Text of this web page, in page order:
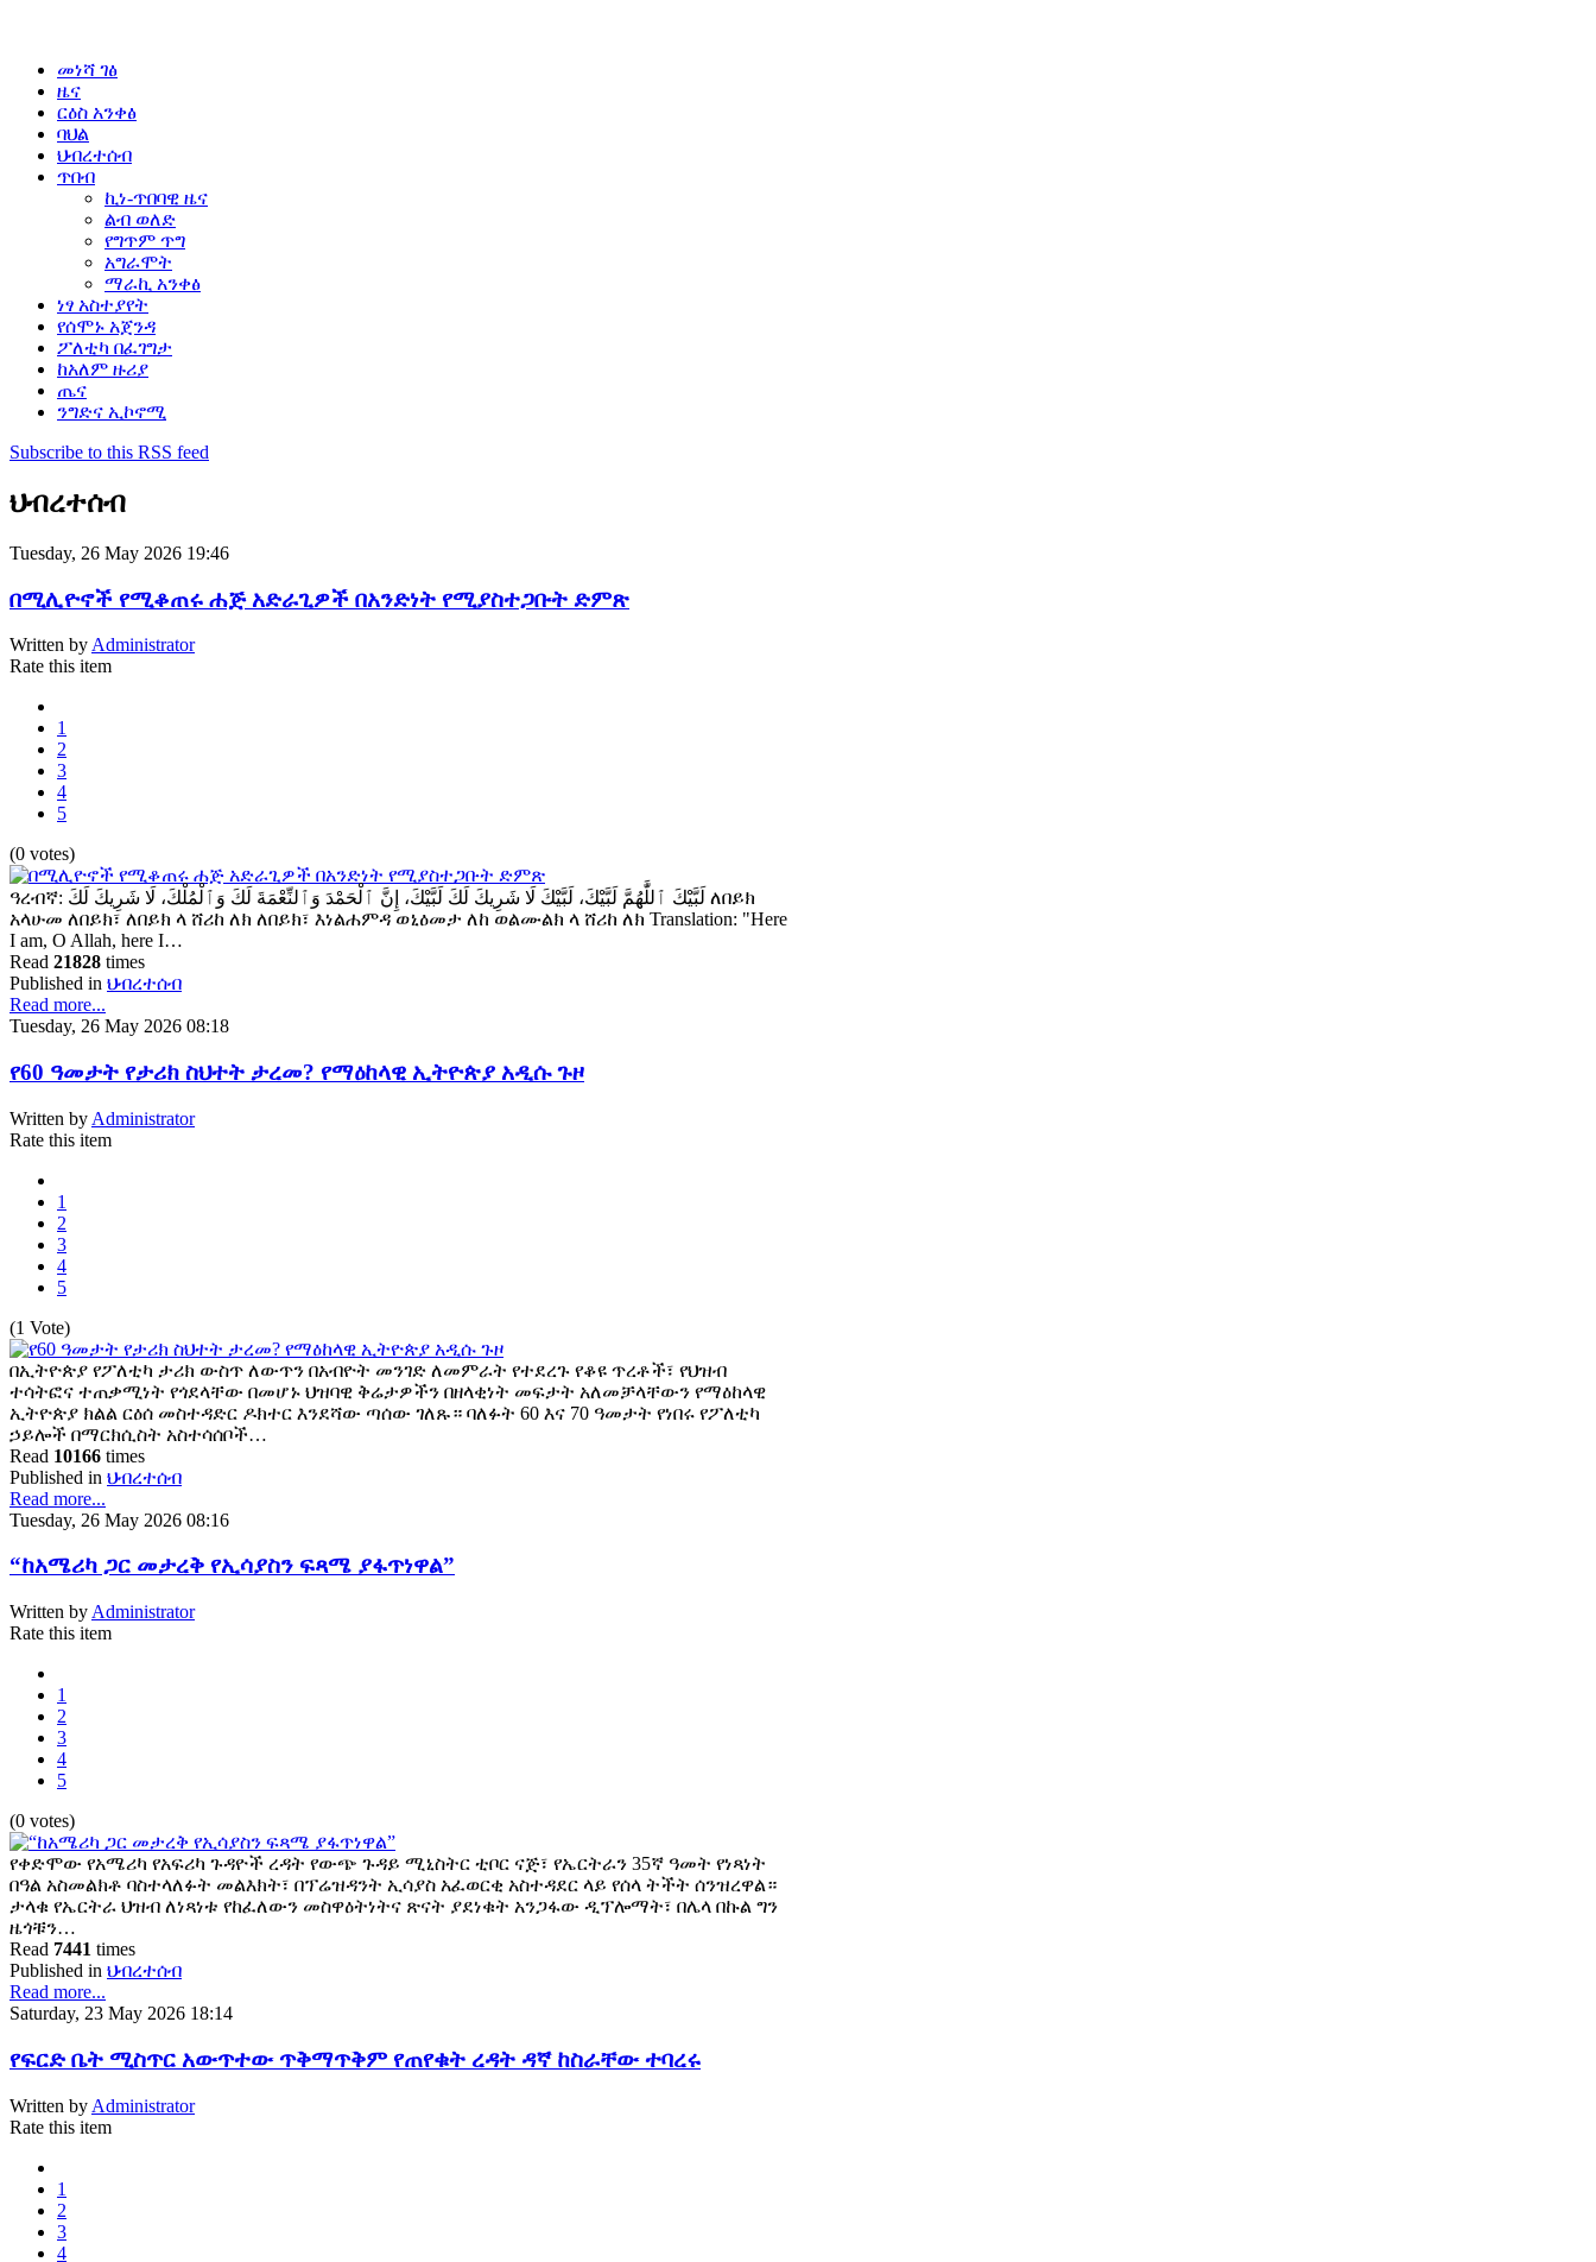
መነሻ ገፅ
ዜና
ርዕስ አንቀፅ
ባህል
ህብረተሰብ
ጥበብ
ኪነ-ጥበባዊ ዜና
ልብ ወለድ
የግጥም ጥግ
አግራሞት
ማራኪ አንቀፅ
ነፃ አስተያየት
የሰሞኑ አጀንዳ
ፖለቲካ በፈገግታ
ከአለም ዙሪያ
ጤና
ንግድና ኢኮኖሚ
Subscribe to this RSS feed
ህብረተሰብ
Tuesday, 26 May 2026 19:46
በሚሊዮኖች የሚቆጠሩ ሐጅ አድራጊዎች በአንድነት የሚያስተጋቡት ድምጽ
Written by Administrator
Rate this item
1
2
3
4
5
(0 votes)
ዓረብኛ: لَبَّيْكَ ٱللَّٰهُمَّ لَبَّيْكَ، لَبَّيْكَ لَا شَرِيكَ لَكَ لَبَّيْكَ، إِنَّ ٱلْحَمْدَ وَٱلنِّعْمَةَ لَكَ وَٱلْمُلْكَ، لَا شَرِيكَ لَكَ ለበይክ
አላሁመ ለበይክ፣ ለበይክ ላ ሸሪከ ለክ ለበይክ፣ እነልሐምዳ ወኒዕመታ ለከ ወልሙልክ ላ ሸሪከ ለክ Translation: "Here
I am, O Allah, here I…
Read 21828 times
Published in ህብረተሰብ
Read more...
Tuesday, 26 May 2026 08:18
የ60 ዓመታት የታሪክ ስህተት ታረመ? የማዕከላዊ ኢትዮጵያ አዲሱ ጉዞ
Written by Administrator
Rate this item
1
2
3
4
5
(1 Vote)
በኢትዮጵያ የፖለቲካ ታሪክ ውስጥ ለውጥን በአብዮት መንገድ ለመምራት የተደረጉ የቆዩ ጥረቶች፣ የህዝብ
ተሳትፎና ተጠቃሚነት የጎደላቸው በመሆኑ ህዝባዊ ቅሬታዎችን በዘላቂነት መፍታት አለመቻላቸውን የማዕከላዊ
ኢትዮጵያ ክልል ርዕሰ መስተዳድር ዶክተር እንደሻው ጣሰው ገለጹ። ባለፉት 60 እና 70 ዓመታት የነበሩ የፖለቲካ
ኃይሎች በማርክሲስት አስተሳሰቦች…
Read 10166 times
Published in ህብረተሰብ
Read more...
Tuesday, 26 May 2026 08:16
“ከአሜሪካ ጋር መታረቅ የኢሳያስን ፍጻሜ ያፋጥነዋል”
Written by Administrator
Rate this item
1
2
3
4
5
(0 votes)
የቀድሞው የአሜሪካ የአፍሪካ ጉዳዮች ረዳት የውጭ ጉዳይ ሚኒስትር ቲቦር ናጅ፣ የኤርትራን 35ኛ ዓመት የነጻነት
በዓል አስመልክቶ ባስተላለፉት መልእክት፣ በፕሬዝዳንት ኢሳያስ አፈወርቂ አስተዳደር ላይ የሰላ ትችት ሰንዝረዋል።
ታላቁ የኤርትራ ህዝብ ለነጻነቱ የከፈለውን መስዋዕትነትና ጽናት ያደነቁት አንጋፋው ዲፕሎማት፣ በሌላ በኩል ግን
ዜጎቹን…
Read 7441 times
Published in ህብረተሰብ
Read more...
Saturday, 23 May 2026 18:14
የፍርድ ቤት ሚስጥር አውጥተው ጥቅማጥቅም የጠየቁት ረዳት ዳኛ ከስራቸው ተባረሩ
Written by Administrator
Rate this item
1
2
3
4